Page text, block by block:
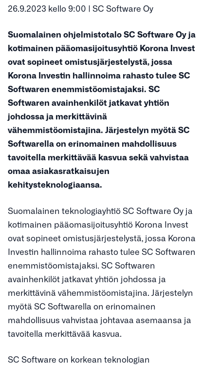
26.9.2023 kello 9:00 | SC Software Oy
Suomalainen ohjelmistotalo SC Software Oy ja
kotimainen pääomasijoitusyhtiö Korona Invest
ovat sopineet omistusjärjestelystä, jossa
Korona Investin hallinnoima rahasto tulee SC
Softwaren enemmistöomistajaksi. SC
Softwaren avainhenkilöt jatkavat yhtiön
johdossa ja merkittävinä
vähemmistöomistajina. Järjestelyn myötä SC
Softwarella on erinomainen mahdollisuus
tavoitella merkittävää kasvua sekä vahvistaa
omaa asiakasratkaisujen
kehitysteknologiaansa.
Suomalainen teknologiayhtiö SC Software Oy ja
kotimainen pääomasijoitusyhtiö Korona Invest
ovat sopineet omistusjärjestelystä, jossa Korona
Investin hallinnoima rahasto tulee SC Softwaren
enemmistöomistajaksi. SC Softwaren
avainhenkilöt jatkavat yhtiön johdossa ja
merkittävinä vähemmistöomistajina. Järjestelyn
myötä SC Softwarella on erinomainen
mahdollisuus vahvistaa johtavaa asemaansa ja
tavoitella merkittävää kasvua.
SC Software on korkean teknologian